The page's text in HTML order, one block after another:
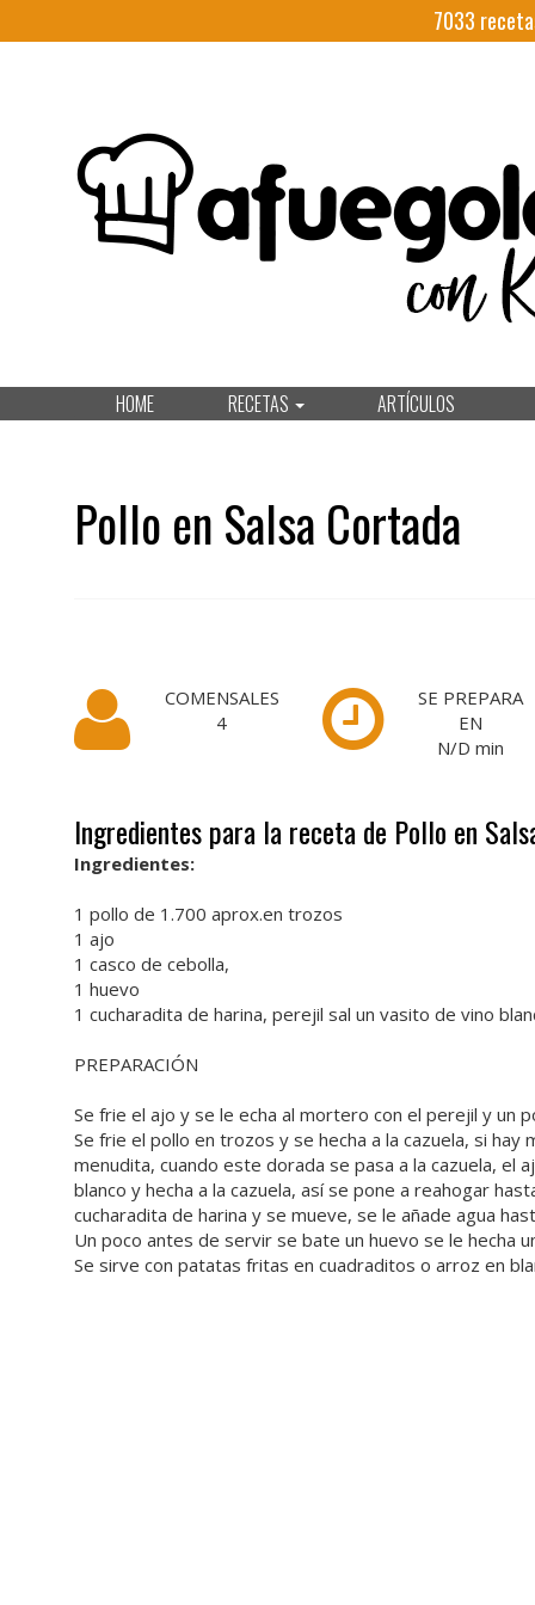
7033
HOME RECETAS ARTÍCULOS
Pollo en Salsa Cortada
COMENSALES
4
SE PREPARA
EN
N/D min
Ingredientes para la receta de Pollo en
Ingredientes:
1 pollo de 1.700 aprox.en trozos
1 ajo
1 casco de cebolla,
1 huevo
1 cucharadita de harina, perejil sal un vasito de vino
PREPARACIÓN
Se frie el ajo y se le echa al mortero con el perejil y un
Se frie el pollo en trozos y se hecha a la cazuela, si
menudita, cuando este dorada se pasa a la cazuela, el
blanco y hecha a la cazuela, así se pone a reahogar
cucharadita de harina y se mueve, se le añade agua
Un poco antes de servir se bate un huevo se le hecha
Se sirve con patatas fritas en cuadraditos o arroz en